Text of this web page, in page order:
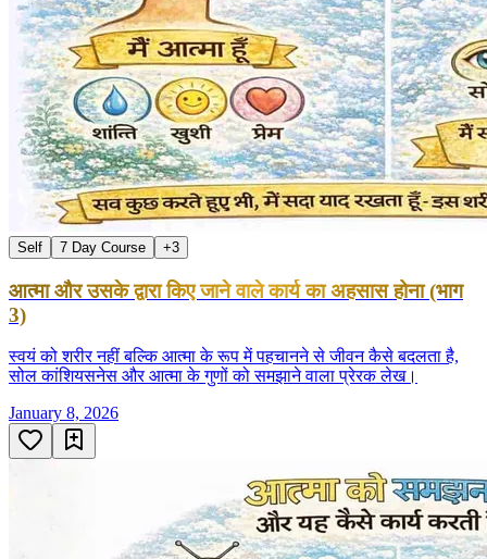
Self 7 Day Course +3
आत्मा और उसके द्वारा किए जाने वाले कार्य का अहसास होना (भाग
3)
स्वयं को शरीर नहीं बल्कि आत्मा के रूप में पहचानने से जीवन कैसे बदलता है,
सोल कांशियसनेस और आत्मा के गुणों को समझाने वाला प्रेरक लेख।
January 8, 2026